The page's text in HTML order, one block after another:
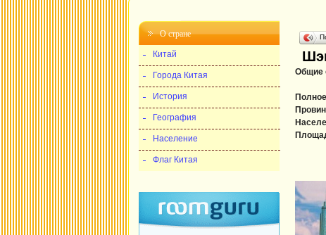
Общие
О стране
Китай
Города Китая
История
География
Население
Флаг Китая